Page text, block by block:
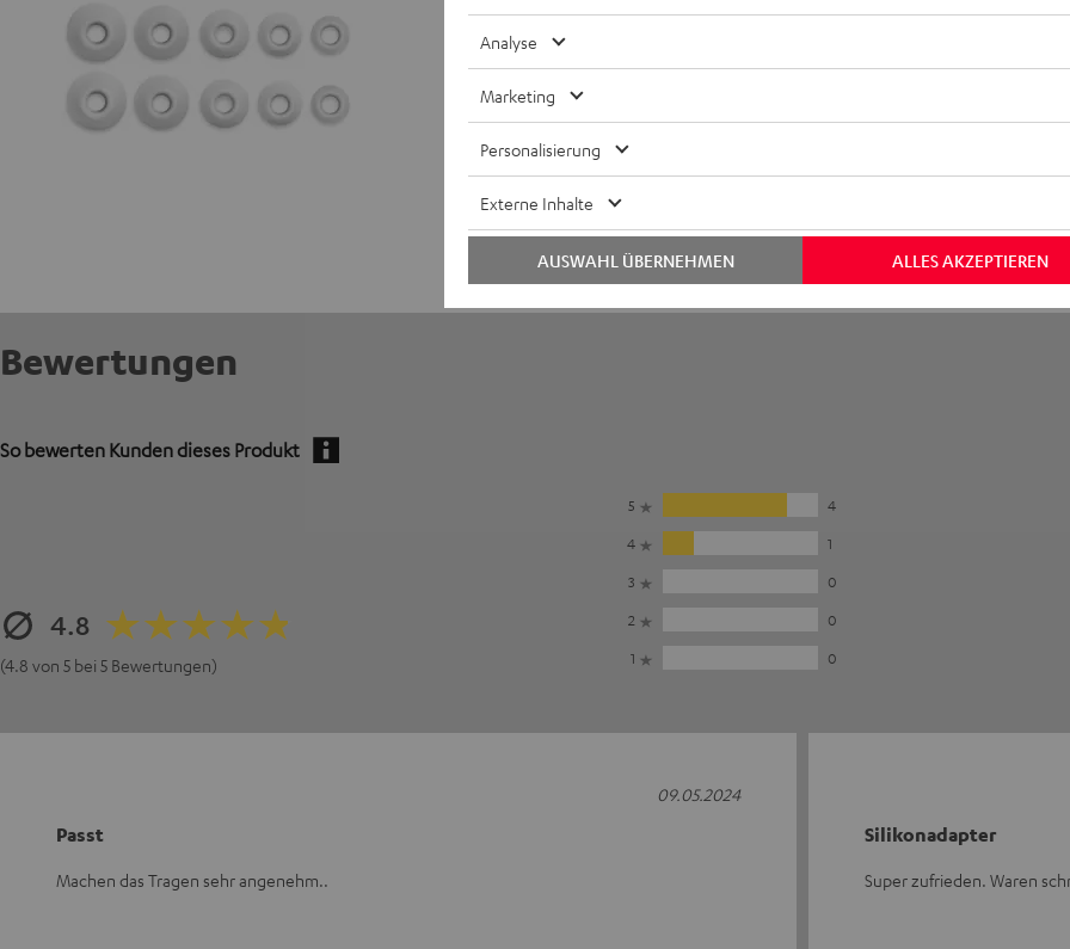
Bewertungen
So bewerten Kunden dieses Produkt
4.8
(4.8 von 5 bei 5 Bewertungen)
5
4
4
1
3
0
2
0
1
0
Passt
Machen das Tragen sehr angenehm..
09.05.2024
Silikonadapter
Super zufrieden. Waren
Analyse
Marketing
Personalisierung
Externe Inhalte
ALLES AKZEPTIEREN
AUSWAHL ÜBERNEHMEN